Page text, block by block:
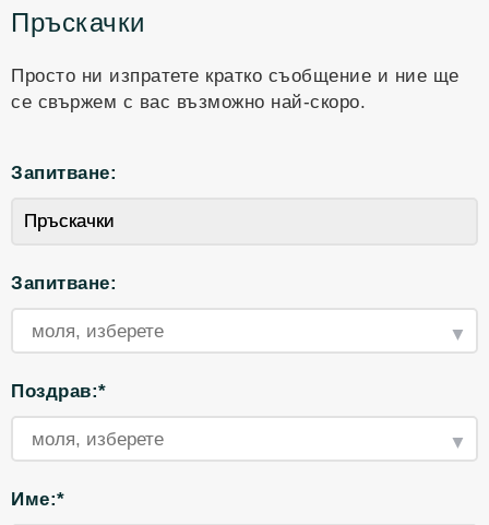
Пръскачки
Просто ни изпратете кратко съобщение и ние ще
се свържем с вас възможно най-скоро.
Запитване:
Запитване:
Поздрав:*
Име:*